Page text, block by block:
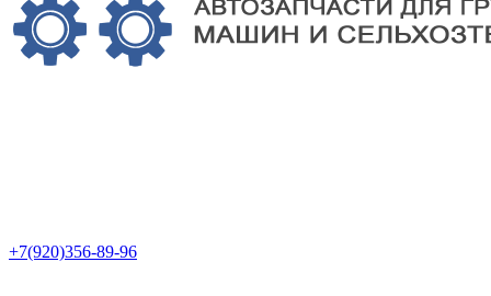
+7(920)356-89-96